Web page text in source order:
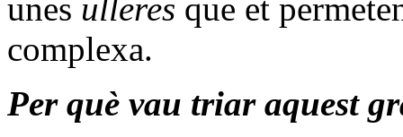
unes ulleres que et
complexa.
Per què vau triar aquest